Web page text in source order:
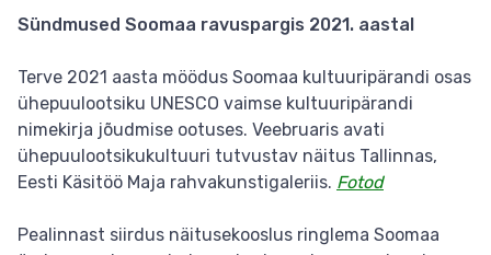
Sündmused Soomaa ravuspargis 2021. aastal
Terve 2021 aasta möödus Soomaa kultuuripärandi osas
ühepuulootsiku UNESCO vaimse kultuuripärandi
nimekirja jõudmise ootuses. Veebruaris avati
ühepuulootsikukultuuri tutvustav näitus Tallinnas,
Eesti Käsitöö Maja rahvakunstigaleriis. Fotod
Pealinnast siirdus näitusekooslus ringlema Soomaa